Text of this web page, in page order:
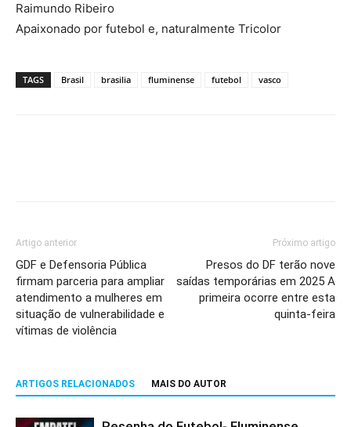
Raimundo Ribeiro
Apaixonado por futebol e, naturalmente Tricolor
TAGS Brasil brasilia fluminense futebol vasco
Artigo anterior
GDF e Defensoria Pública
firmam parceria para ampliar
atendimento a mulheres em
situação de vulnerabilidade e
vítimas de violência
Próximo artigo
Presos do DF terão nove
saídas temporárias em 2025 A
primeira ocorre entre esta
quinta-feira
ARTIGOS RELACIONADOS MAIS DO AUTOR